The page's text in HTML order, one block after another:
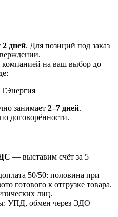
2 дней. Для позиций под заказ
на ваш выбор до
Энергия
занимает 2–7 дней.
договорённости.
— выставим счёт за 5
50/50: половина при
готового к отгрузке товара.
лиц.
УПД, обмен через ЭДО